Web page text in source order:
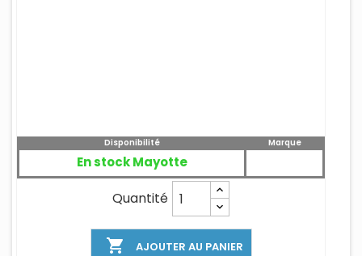
Disponibilité
En stock Mayotte
Marque
Quantité
 AJOUTER AU PANIER